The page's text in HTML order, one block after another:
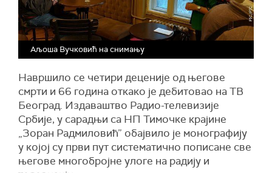
Аљоша Вучковић на снимању
Навршило се четири деценије од његове
смрти и 66 година откако је дебитовао на ТВ
Београд. Издаваштво Радио-телевизије
Србије, у сарадњи са НП Тимочке крајине
„Зоран Радмиловић” обајвило је монографију
у којој су први пут систематично пописане све
његове многобројне улоге на радију и